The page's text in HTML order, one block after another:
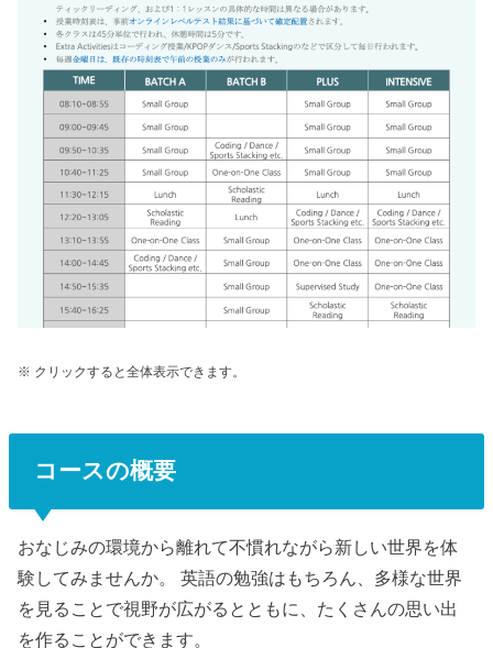
※ クリックすると全体表示できます。
コースの概要
おなじみの環境から離れて不慣れながら新しい世界を体
験してみませんか。 英語の勉強はもちろん、多様な世界
を見ることで視野が広がるとともに、たくさんの思い出
を作ることができます。